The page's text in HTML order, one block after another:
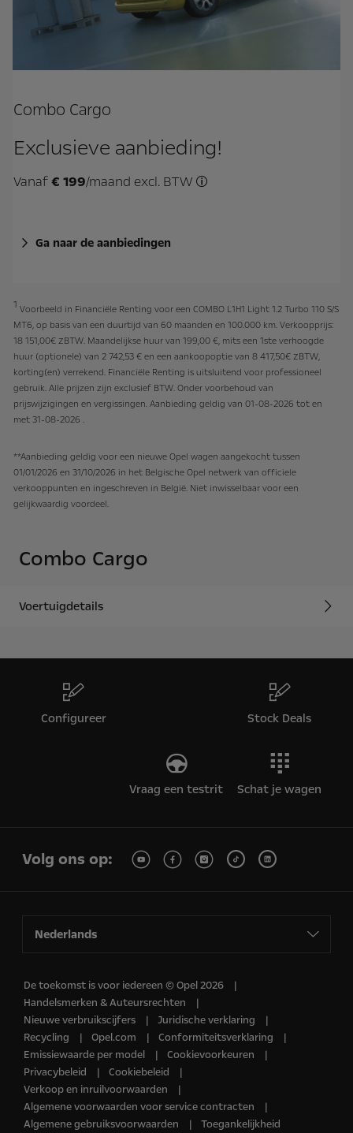
Combo Cargo
Exclusieve aanbieding!
Vanaf€ 199/maand excl. BTW
Ga naar de aanbiedingen
1 Voorbeeld in Financiële Renting voor een COMBO L1H1 Light 1.2 Turbo 110 S/S
MT6, op basis van een duurtijd van 60 maanden en 100.000 km. Verkoopprijs:
18 151,00€ ZBTW. Maandelijkse huur van 199,00 €, mits een 1ste verhoogde
huur (optionele) van 2 742,53 € en een aankoopoptie van 8 417,50€ ZBTW,
korting(en) verrekend. Financiële Renting is uitsluitend voor professioneel
gebruik. Alle prijzen zijn exclusief BTW. Onder voorbehoud van
prijswijzigingen en vergissingen. Aanbieding geldig van 01-08-2026 tot en
met 31-08-2026 .
**Aanbieding geldig voor een nieuwe Opel wagen aangekocht tussen
01/01/2026 en 31/10/2026 in het Belgische Opel netwerk van officiele
verkooppunten en ingeschreven in België. Niet inwisselbaar voor een
gelijkwaardig voordeel.​
Combo Cargo
Voertuigdetails
Configureer Stock Deals
Vraag een testrit Schat je wagen
Volg ons op:
Nederlands
De toekomst is voor iedereen © Opel 2026
Handelsmerken & Auteursrechten
Nieuwe verbruikscijfers
Juridische verklaring
Recycling
Opel.com
Conformiteitsverklaring
Emissiewaarde per model
Cookievoorkeuren
Privacybeleid
Cookiebeleid
Verkoop en inruilvoorwaarden
Algemene voorwaarden voor service contracten
Algemene gebruiksvoorwaarden
Toegankelijkheid